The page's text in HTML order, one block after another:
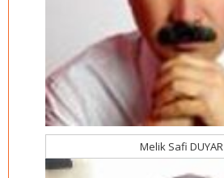
Melik Safi DUYAR